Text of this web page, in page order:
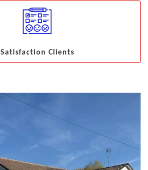
Satisfaction Clients